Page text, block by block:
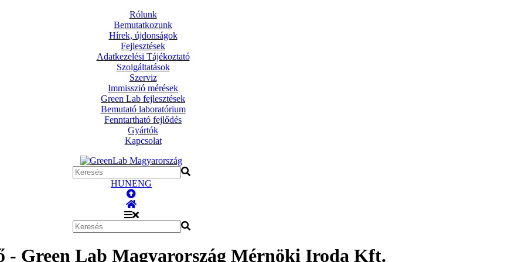
Rólunk
Bemutatkozunk
Hírek, újdonságok
Fejlesztések
Adatkezelési Tájékoztató
Szolgáltatások
Szerviz
Immisszió mérések
Green Lab fejlesztések
Bemutató laboratórium
Fenntartható fejlődés
Gyártók
Kapcsolat
HUNENG
- Green Lab Magyarország Mérnöki Iroda Kft.